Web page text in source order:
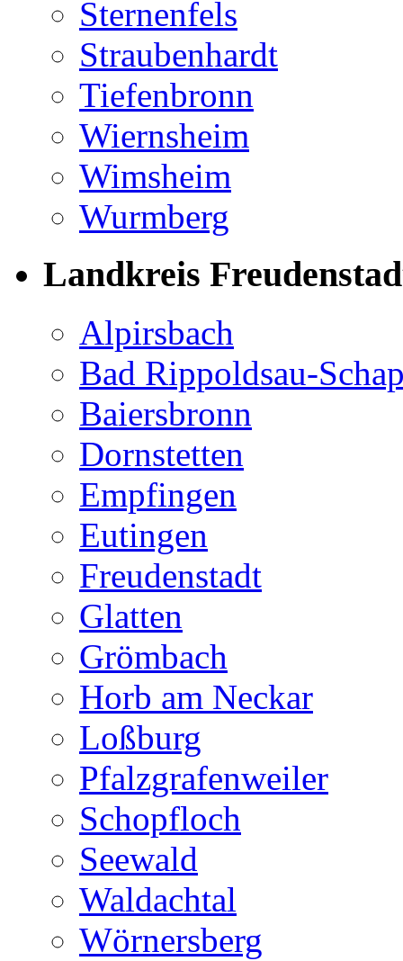
Sternenfels
Straubenhardt
Tiefenbronn
Wiernsheim
Wimsheim
Wurmberg
Landkreis
Alpirsbach
Bad Rippoldsau-
Baiersbronn
Dornstetten
Empfingen
Eutingen
Freudenstadt
Glatten
Grömbach
Horb am Neckar
Loßburg
Pfalzgrafenweiler
Schopfloch
Seewald
Waldachtal
Wörnersberg